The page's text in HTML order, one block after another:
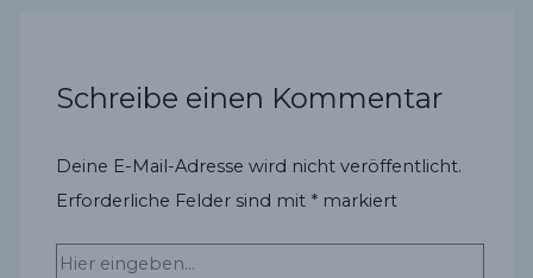
Schreibe einen Kommentar
Deine E-Mail-Adresse wird nicht veröffentlicht.
Erforderliche Felder sind mit * markiert
Hier